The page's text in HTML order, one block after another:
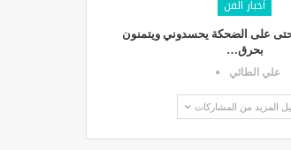
أخبار الفن
على الضحكة يحسدوني ويتمنون
بحرق…
علي الطائي
المزيد من المشاركات